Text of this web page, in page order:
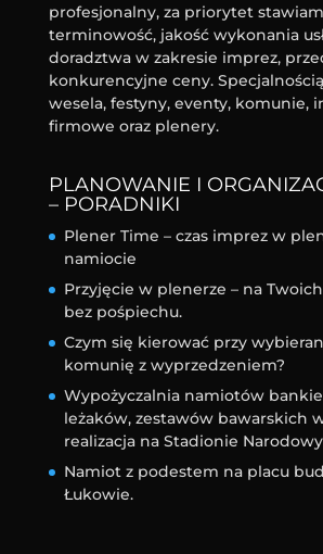
profesjonalny, za priorytet
terminowość, jakość wykonania
doradztwa w zakresie imprez,
konkurencyjne ceny.
wesela, festyny, eventy, komunie,
firmowe oraz plenery.
PLANOWANIE I
– PORADNIKI
Plener Time – czas imprez w
namiocie
Przyjęcie w plenerze – na
bez pośpiechu.
Czym się kierować przy
komunię z wyprzedzeniem?
Wypożyczalnia namiotów
leżaków, zestawów bawarskich
realizacja na Stadionie
Namiot z podestem na placu
Łukowie.